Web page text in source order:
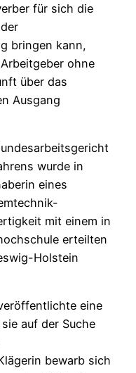
für sich die
bringen kann,
ohne
über das
Ausgang
wurde in
eines
mit einem in
erteilten
Holstein
eine
auf der Suche
bewarb sich